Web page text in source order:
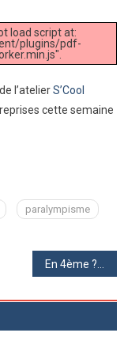
load script at:
plugins/pdf-
l’atelierS’Cool
cette semaine
paralympisme